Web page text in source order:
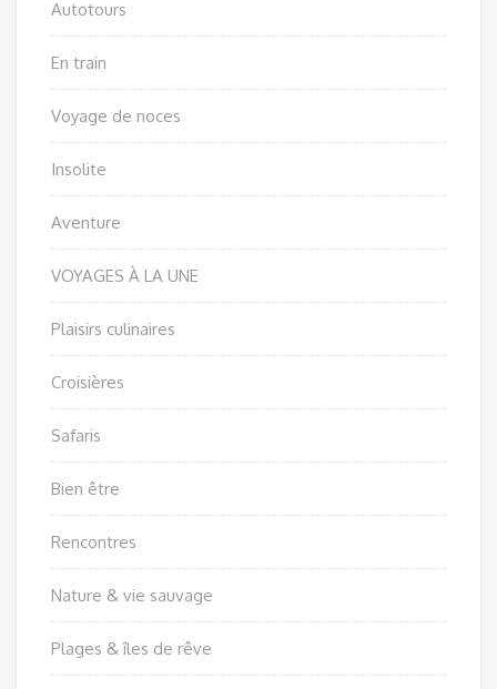
Autotours
En train
Voyage de noces
Insolite
Aventure
VOYAGES À LA UNE
Plaisirs culinaires
Croisières
Safaris
Bien être
Rencontres
Nature & vie sauvage
Plages & îles de rêve